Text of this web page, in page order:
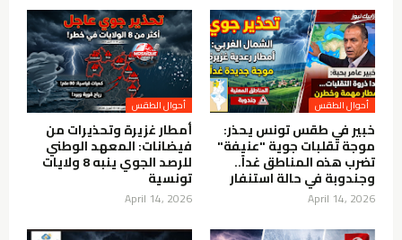
خبير في طقس تونس يحذر:
موجة تقلبات جوية "عنيفة"
تضرب هذه المناطق غداً..
وجندوبة في حالة استنفار
April 14, 2026
أمطار غزيرة وتحذيرات من
فيضانات: المعهد الوطني
للرصد الجوي ينبه 8 ولايات
تونسية
April 14, 2026